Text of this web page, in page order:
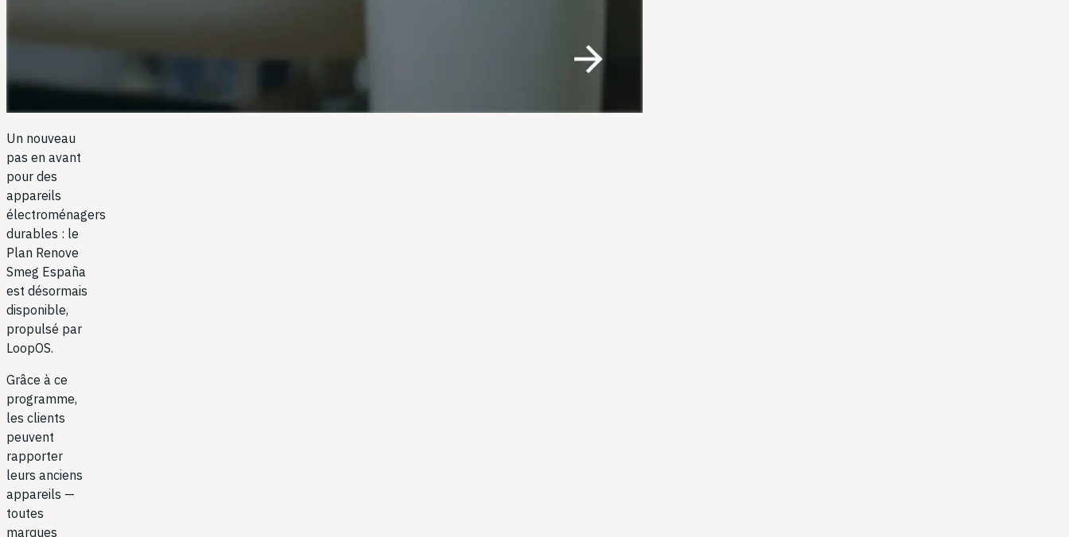
Un nouveau
pas en avant
pour des
appareils
électroménagers
durables : le
Plan Renove
Smeg España
est désormais
disponible,
propulsé par
LoopOS.
Grâce à ce
programme,
les clients
peuvent
rapporter
leurs anciens
appareils —
toutes
marques